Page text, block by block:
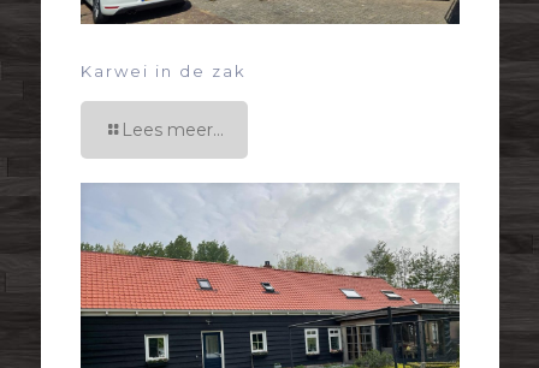
Karwei in de zak
Lees meer...